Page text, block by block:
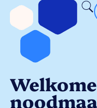
Welkome